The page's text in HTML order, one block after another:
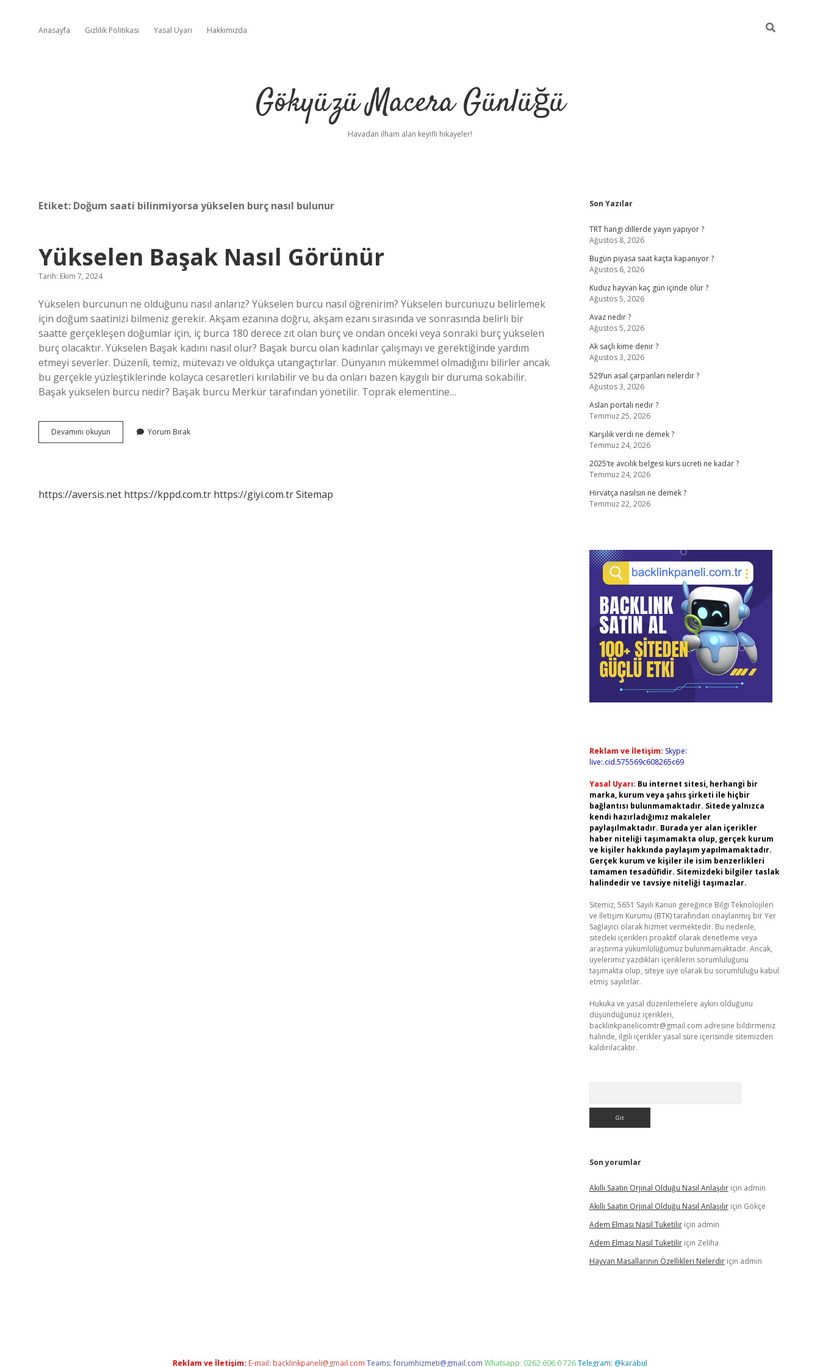
Anasayfa Gizlilik Politikası Yasal Uyarı Hakkımızda
Gökyüzü Macera Günlüğü
Havadan ilham alan keyifli hikayeler!
Etiket: Doğum saati bilinmiyorsa yükselen burç nasıl bulunur
Yükselen Başak Nasıl Görünür
Tarih: Ekim 7, 2024
Yükselen burcunun ne olduğunu nasıl anlarız? Yükselen burcu nasıl öğrenirim? Yükselen burcunuzu belirlemek
için doğum saatinizi bilmeniz gerekir. Akşam ezanına doğru, akşam ezanı sırasında ve sonrasında belirli bir
saatte gerçekleşen doğumlar için, iç burca 180 derece zıt olan burç ve ondan önceki veya sonraki burç yükselen
burç olacaktır. Yükselen Başak kadını nasıl olur? Başak burcu olan kadınlar çalışmayı ve gerektiğinde yardım
etmeyi severler. Düzenli, temiz, mütevazı ve oldukça utangaçtırlar. Dünyanın mükemmel olmadığını bilirler ancak
bu gerçekle yüzleştiklerinde kolayca cesaretleri kırılabilir ve bu da onları bazen kaygılı bir duruma sokabilir.
Başak yükselen burcu nedir? Başak burcu Merkür tarafından yönetilir. Toprak elementine…
Devamını okuyun Yükselen
Başak
Yorum Bırak
https://aversis.net https://kppd.com.tr https://giyi.com.trSitemap
Sidebar
Son Yazılar
TRT hangi dillerde yayın yapıyor ?
Ağustos 8, 2026
Bugün piyasa saat kaçta kapanıyor ?
Ağustos 6, 2026
Kuduz hayvan kaç gün içinde ölür ?
Ağustos 5, 2026
Avaz nedir ?
Ağustos 5, 2026
Ak saçlı kime denir ?
Ağustos 3, 2026
529’un asal çarpanları nelerdir ?
Ağustos 3, 2026
Aslan portali nedir ?
Temmuz 25, 2026
Karşılık verdi ne demek ?
Temmuz 24, 2026
2025’te avcılık belgesi kurs ücreti ne kadar ?
Temmuz 24, 2026
Hirvatça nasılsın ne demek ?
Temmuz 22, 2026
Reklam ve İletişim: Skype:
live:.cid.575569c608265c69
Yasal Uyarı: Bu internet sitesi, herhangi bir
marka, kurum veya şahıs şirketi ile hiçbir
bağlantısı bulunmamaktadır. Sitede yalnızca
kendi hazırladığımız makaleler
paylaşılmaktadır. Burada yer alan içerikler
haber niteliği taşımamakta olup, gerçek kurum
ve kişiler hakkında paylaşım yapılmamaktadır.
Gerçek kurum ve kişiler ile isim benzerlikleri
tamamen tesadüfidir. Sitemizdeki bilgiler taslak
halindedir ve tavsiye niteliği taşımazlar.
Sitemiz, 5651 Sayılı Kanun gereğince Bilgi Teknolojileri
ve İletişim Kurumu (BTK) tarafından onaylanmış bir Yer
Sağlayıcı olarak hizmet vermektedir. Bu nedenle,
sitedeki içerikleri proaktif olarak denetleme veya
araştırma yükümlülüğümüz bulunmamaktadır. Ancak,
üyelerimiz yazdıkları içeriklerin sorumluluğunu
taşımakta olup, siteye üye olarak bu sorumluluğu kabul
etmiş sayılırlar.
Hukuka ve yasal düzenlemelere aykırı olduğunu
düşündüğünüz içerikleri,
backlinkpanelicomtr@gmail.com adresine bildirmeniz
halinde, ilgili içerikler yasal süre içerisinde sitemizden
kaldırılacaktır.
Son yorumlar
Akıllı Saatin Orjinal Olduğu Nasıl Anlaşılıriçin admin
Akıllı Saatin Orjinal Olduğu Nasıl Anlaşılıriçin Gökçe
Adem Elması Nasil Tuketiliriçin admin
Adem Elması Nasil Tuketiliriçin Zeliha
Hayvan Masallarının Özellikleri Nelerdiriçin admin
Reklam ve İletişim: E-mail: backlinkpaneli@gmail.com Teams:forumhizmeti@gmail.com Whatsapp: 0262 606 0 726Telegram: @karabul